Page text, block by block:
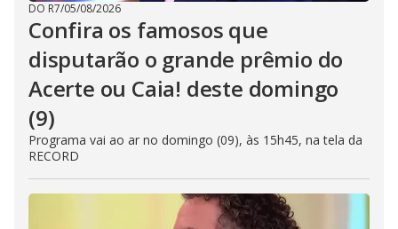
DO R7/05/08/2026
Confira os famosos que
disputarão o grande prêmio do
Acerte ou Caia! deste domingo
(9)
Programa vai ao ar no domingo (09), às 15h45, na tela da
RECORD